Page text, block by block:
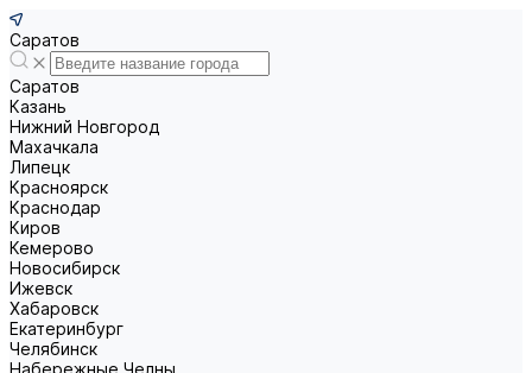
Саратов
Саратов
Казань
Нижний Новгород
Махачкала
Липецк
Красноярск
Краснодар
Киров
Кемерово
Новосибирск
Ижевск
Хабаровск
Екатеринбург
Челябинск
Набережные Челны